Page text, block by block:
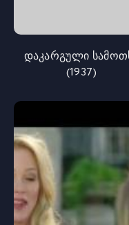
დაკარგული
(1937)